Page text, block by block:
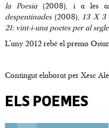
la Poesia(2008), i a les
despentinades(2008), 13 X 3
21: vint-i-una poetes per al
L'any 2012 rebé el premo
Contingut elaborat per Xesc
ELS POEMES